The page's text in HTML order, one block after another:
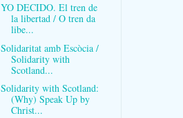
YO DECIDO. El tren de
la libertad / O tren da
libe...
Solidaritat amb Escòcia /
Solidarity with
Scotland...
Solidarity with Scotland:
(Why) Speak Up by
Christ...